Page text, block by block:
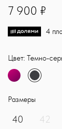
7900
7 900 ₽
4
Цвет: Темно-
Размеры
40 42